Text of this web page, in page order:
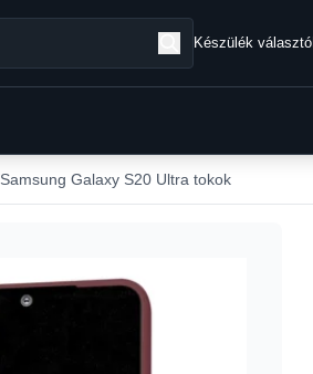
Készülék választó
Samsung Galaxy S20 Ultra tokok